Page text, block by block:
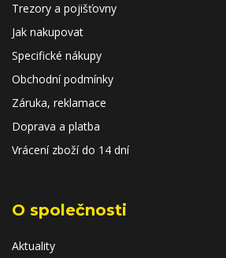
Trezory a pojišťovny
Jak nakupovat
Specifické nákupy
Obchodní podmínky
Záruka, reklamace
Doprava a platba
Vrácení zboží do 14 dní
O společnosti
Aktuality